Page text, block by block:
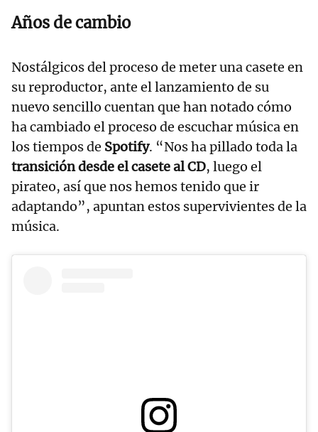
Años de cambio
Nostálgicos del proceso de meter una casete en
su reproductor, ante el lanzamiento de su
nuevo sencillo cuentan que han notado cómo
ha cambiado el proceso de escuchar música en
los tiempos de Spotify. “Nos ha pillado toda la
transición desde el casete al CD, luego el
pirateo, así que nos hemos tenido que ir
adaptando”, apuntan estos supervivientes de la
música.